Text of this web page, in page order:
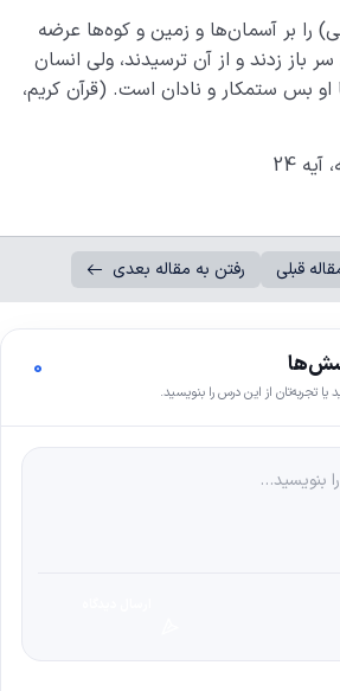
را بر آسمان‌ها و زمین و کوه‌ها عرضه
باز زدند و از آن ترسیدند، ولى انسان
او بس ستمکار و نادان است. (قرآن کریم،
24
قبلی رفتن به مقاله بعدی
تجربه‌تان از این درس را بنویسید.
0